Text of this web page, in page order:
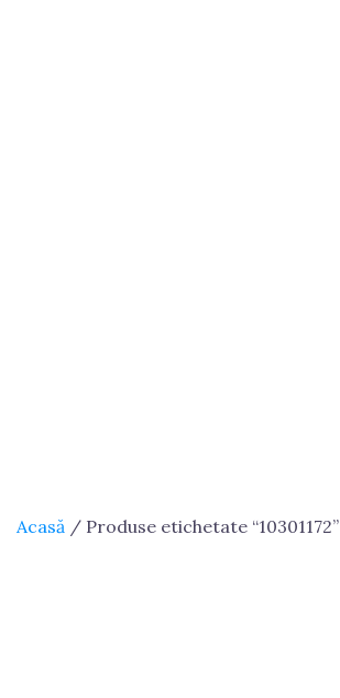
Acasă / Produse etichetate “10301172”